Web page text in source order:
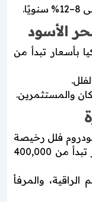
الأسود
بأسعار تبدأ من
والمستثمرين.
فلل رخيصة
مطلة على البحر في تركيا بأسعار تبدأ من 400,000
والمرفأ